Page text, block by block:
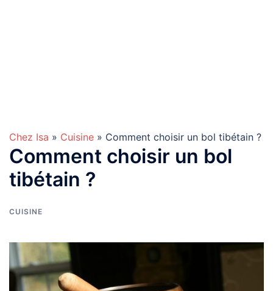
Chez Isa » Cuisine » Comment choisir un bol tibétain ?
Comment choisir un bol
tibétain ?
CUISINE